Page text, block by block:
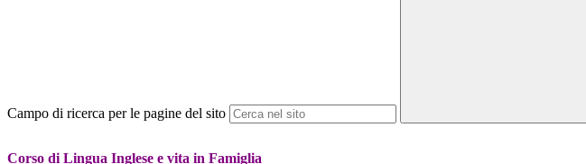
Campo di ricerca per le pagine del sito
Corso di Lingua Inglese e vita in Famiglia